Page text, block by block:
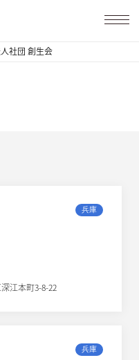
社団 創生会
兵庫
江本町3-8-22
兵庫